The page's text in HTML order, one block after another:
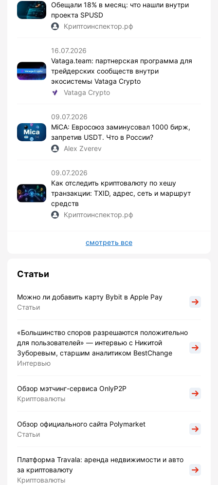
Обещали 18% в месяц: что нашли внутри
проекта SPUSD
Криптоинспектор.рф
16.07.2026
Vataga.team: партнерская программа для
трейдерских сообществ внутри
экосистемы Vataga Crypto
Vataga Crypto
09.07.2026
MiCA: Евросоюз заминусовал 1000 бирж,
запретив USDT. Что в России?
Alex Zverev
09.07.2026
Как отследить криптовалюту по хешу
транзакции: TXID, адрес, сеть и маршрут
средств
Криптоинспектор.рф
смотреть все
Статьи
Можно ли добавить карту Bybit в Apple Pay
Статьи
«Большинство споров разрешаются положительно
для пользователей» — интервью с Никитой
Зуборевым, старшим аналитиком BestChange
Интервью
Обзор мэтчинг-сервиса OnlyP2P
Криптовалюты
Обзор официального сайта Polymarket
Статьи
Платформа Travala: аренда недвижимости и авто
за криптовалюту
Криптовалюты